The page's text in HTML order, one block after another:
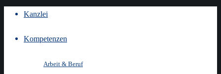
Kanzlei
Kompetenzen
Arbeit & Beruf